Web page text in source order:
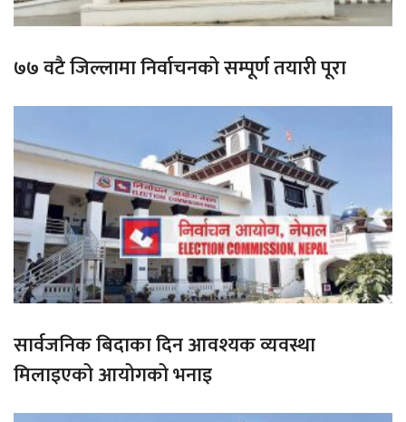
७७ वटै जिल्लामा निर्वाचनको सम्पूर्ण तयारी पूरा
सार्वजनिक बिदाका दिन आवश्यक व्यवस्था
मिलाइएको आयोगको भनाइ